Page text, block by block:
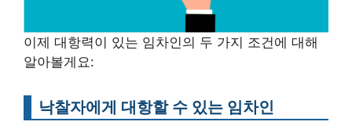
이제 대항력이 있는 임차인의 두 가지 조건에 대해
알아볼게요:
낙찰자에게 대항할 수 있는 임차인